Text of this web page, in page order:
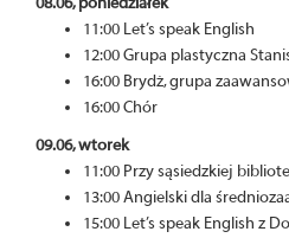
11:00 Let’s speak English
12:00 Grupa plastyczna
16:00 Brydż, grupa
16:00 Chór
09.06, wtorek
11:00 Przy sąsiedzkiej
13:00 Angielski dla
15:00 Let’s speak English z